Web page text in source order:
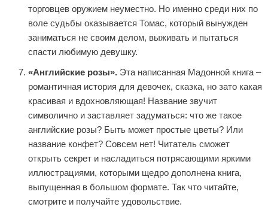
торговцев оружием неуместно. Но именно среди них по
воле судьбы оказывается Томас, который вынужден
заниматься не своим делом, выживать и пытаться
спасти любимую девушку.
«Английские розы». Эта написанная Мадонной книга –
романтичная история для девочек, сказка, но зато какая
красивая и вдохновляющая! Название звучит
символично и заставляет задуматься: что же такое
английские розы? Быть может простые цветы? Или
название конфет? Совсем нет! Читатель сможет
открыть секрет и насладиться потрясающими яркими
иллюстрациями, которыми щедро дополнена книга,
выпущенная в большом формате. Так что читайте,
смотрите и получайте удовольствие.